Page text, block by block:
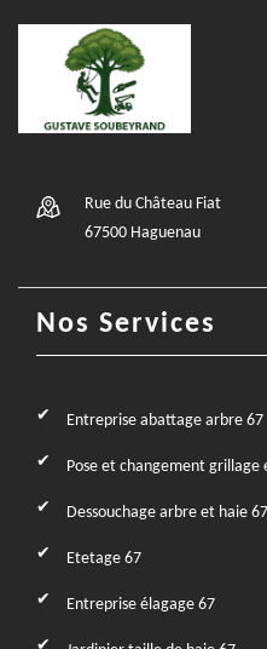
Rue du Château Fiat
67500 Haguenau
Nos Services
Entreprise abattage arbre 67
Pose et changement grillage
Dessouchage arbre et haie 67
Etetage 67
Entreprise élagage 67